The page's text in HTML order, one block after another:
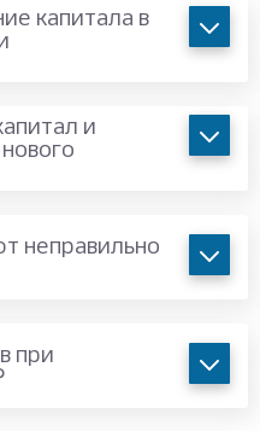
капитала в
и
неправильно
при